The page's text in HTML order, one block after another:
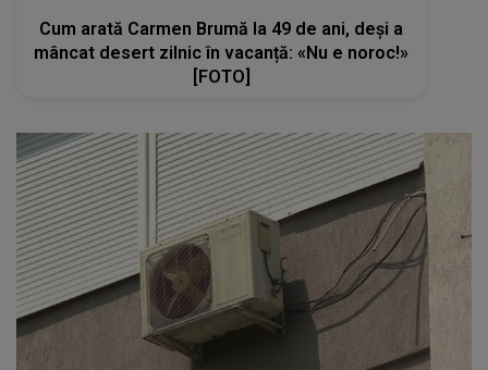
Cum arată Carmen Brumă la 49 de ani, deși a
mâncat desert zilnic în vacanță: «Nu e noroc!»
[FOTO]